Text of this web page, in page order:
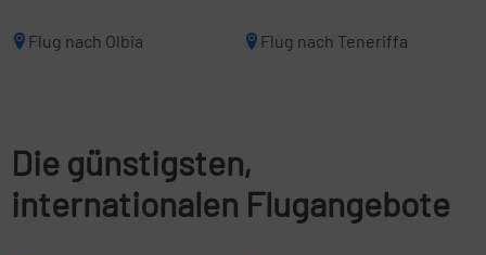
Flug nach Olbia Flug nach Teneriffa
Die günstigsten,
internationalen Flugangebote